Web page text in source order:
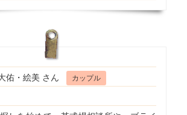
佑・絵美 さん カップル